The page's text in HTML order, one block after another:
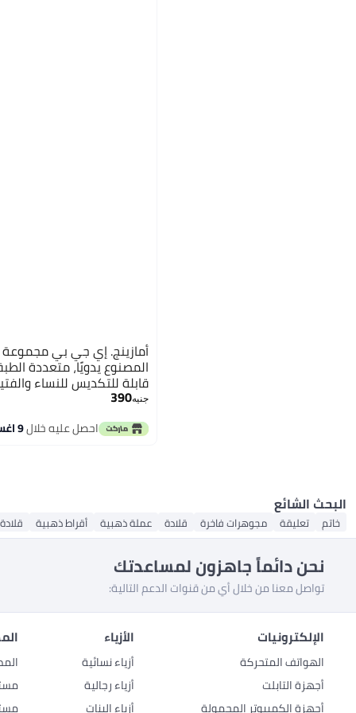
المصنوع يدويًا، متعددة
قابلة للتكديس للنساء
جنيه390
احصل عليه خلال9 اغسطس
البحث الشائع
خاتم تعليقة مجوهرات فاخرة قلادة عملة ذهبية أقراط ذهبية
نحن دائماً جاهزون لمساعدتك
تواصل معنا من خلال أي من قنوات الدعم التالية:
الإلكترونيات
الهواتف المتحركة
أجهزة التابلت
أجهزة الكمبيوتر المحمولة
الأزياء
أزياء نسائية
أزياء رجالية
أزياء البنات